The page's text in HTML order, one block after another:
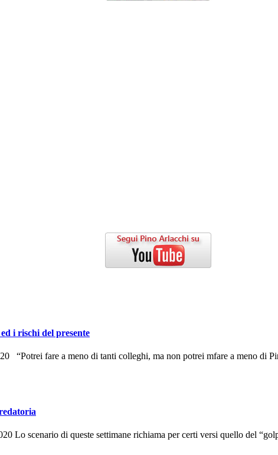
i rischi del presente
“Potrei fare a meno di tanti colleghi, ma non potrei mfare a meno di
Lo scenario di queste settimane richiama per certi versi quello del